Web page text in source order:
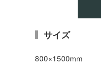
サイズ
800×1500mm